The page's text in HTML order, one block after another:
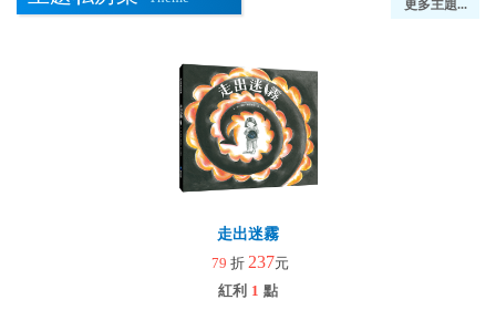
更多主題...
走出迷霧
79 折 237元
紅利 1 點